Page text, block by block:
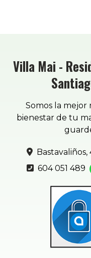
Villa Mai -
Somos la mejor
bienestar de tu
Bastavaliños,
604 051 489